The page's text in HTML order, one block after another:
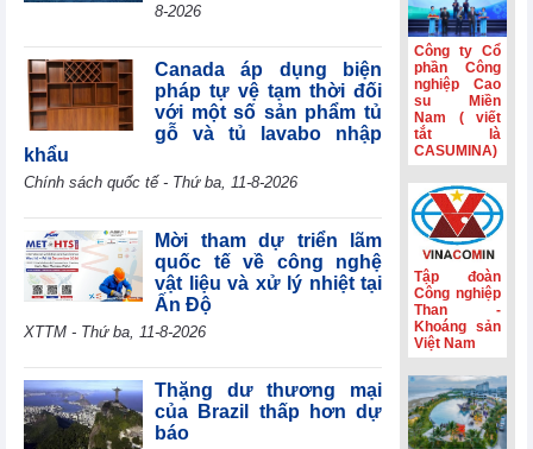
cho các nền kinh
tế mới nổi
Hành trình gắn
kết và nét đẹp
văn hóa Phân lân
Không còn lãi
lợi nhuận quý
II/2026 của HBC
giảm 55%
Lợi nhuận sau
thuế 6 tháng
giảm 82,9%,
dòng tiền âm
8-2026
Canada áp dụng biện
pháp tự vệ tạm thời đối
với một số sản phẩm tủ
gỗ và tủ lavabo nhập
khẩu
Chính sách quốc tế - Thứ ba, 11-8-2026
Mời tham dự triển lãm
quốc tế về công nghệ
vật liệu và xử lý nhiệt tại
Ấn Độ
XTTM - Thứ ba, 11-8-2026
Thặng dư thương mại
của Brazil thấp hơn dự
báo
Công ty Cổ
phần Công
nghiệp Cao
su Miền
Nam ( viết
tắt là
CASUMINA)
Tập đoàn
Công nghiệp
Than -
Khoáng sản
Việt Nam